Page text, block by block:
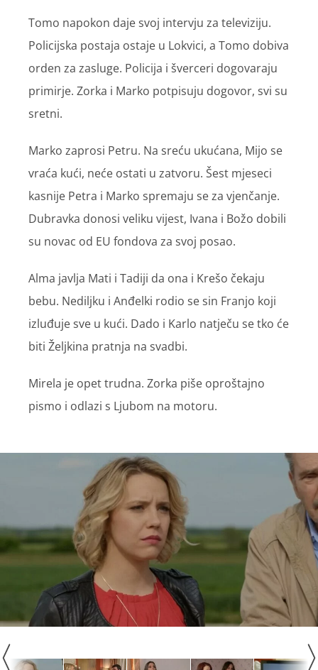
Tomo napokon daje svoj intervju za televiziju.
Policijska postaja ostaje u Lokvici, a Tomo dobiva
orden za zasluge. Policija i šverceri dogovaraju
primirje. Zorka i Marko potpisuju dogovor, svi su
sretni.
Marko zaprosi Petru. Na sreću ukućana, Mijo se
vraća kući, neće ostati u zatvoru. Šest mjeseci
kasnije Petra i Marko spremaju se za vjenčanje.
Dubravka donosi veliku vijest, Ivana i Božo dobili
su novac od EU fondova za svoj posao.
Alma javlja Mati i Tadiji da ona i Krešo čekaju
bebu. Nediljku i Anđelki rodio se sin Franjo koji
izluđuje sve u kući. Dado i Karlo natječu se tko će
biti Željkina pratnja na svadbi.
Mirela je opet trudna. Zorka piše oproštajno
pismo i odlazi s Ljubom na motoru.